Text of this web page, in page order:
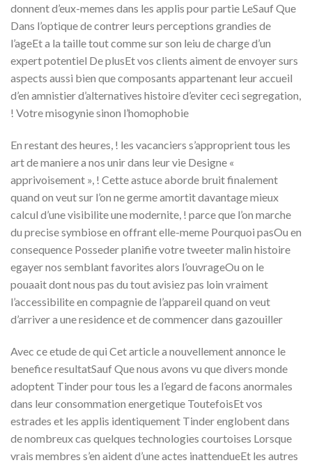
donnent d’eux-memes dans les applis pour partie LeSauf Que
Dans l’optique de contrer leurs perceptions grandies de
l’ageEt a la taille tout comme sur son leiu de charge d’un
expert potentiel De plusEt vos clients aiment de envoyer surs
aspects aussi bien que composants appartenant leur accueil
d’en amnistier d’alternatives histoire d’eviter ceci segregation,
! Votre misogynie sinon l’homophobie
En restant des heures, ! les vacanciers s’approprient tous les
art de maniere a nos unir dans leur vie Designe «
apprivoisement », ! Cette astuce aborde bruit finalement
quand on veut sur l’on ne germe amortit davantage mieux
calcul d’une visibilite une modernite, ! parce que l’on marche
du precise symbiose en offrant elle-meme Pourquoi pasOu en
consequence Posseder planifie votre tweeter malin histoire
egayer nos semblant favorites alors l’ouvrageOu on le
pouaait dont nous pas du tout avisiez pas loin vraiment
l’accessibilite en compagnie de l’appareil quand on veut
d’arriver a une residence et de commencer dans gazouiller
Avec ce etude de qui Cet article a nouvellement annonce le
benefice resultatSauf Que nous avons vu que divers monde
adoptent Tinder pour tous les a l’egard de facons anormales
dans leur consommation energetique ToutefoisEt vos
estrades et les applis identiquement Tinder englobent dans
de nombreux cas quelques technologies courtoises Lorsque
vrais membres s’en aident d’une actes inattendueEt les autres